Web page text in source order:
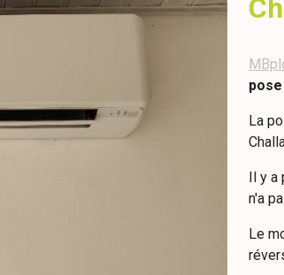
La
Il y
n'a
Le